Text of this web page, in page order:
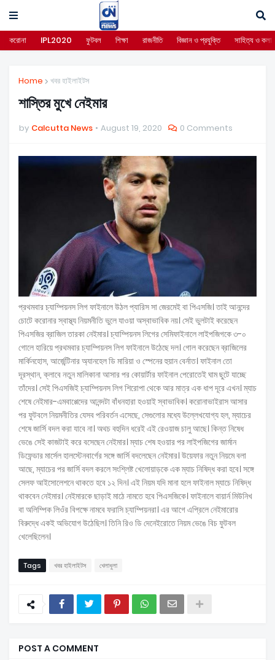
করোনা IPL2020 ফুটবল শিক্ষা রাজনীতি বিজ্ঞান ও প্রযুক্তি সাহিত্য ও কলা
Home খবর হাইলাইটস
শাস্তির মুখে নেইমার
by Calcutta News August 19, 2020 0 Comments
প্রথমবার চ্যাম্পিয়নস লিগ ফাইনালে উঠল প্যারিস সা জেরমেই বা পিএসজি। তাই আনন্দের
চোটে করোনার স্বাস্থ্য নিয়মনীতি ভুলে যাওয়া অস্বাভাবিক নয়। সেই ভুলটাই করেছেন
পিএসজির ব্রাজিল তারকা নেইমার। চ্যাম্পিয়নস লিগের সেমিফাইনালে লাইপজিগকে ৩-০
গোলে হারিয়ে প্রথমবার চ্যাম্পিয়নস লিগ ফাইনালে উঠেছে দল। গোল করেছেন ব্রাজিলের
মার্কিনহোস, আর্জেন্টিনার অ্যানহেল ডি মারিয়া ও স্পেনের হুয়ান বের্নাত। ফাইনাল তো
দূরস্থান, ক্লাবে নতুন মালিকানা আসার পর কোয়ার্টার ফাইনাল পেরোতেই ঘাম ছুটে যাচ্ছে
তাঁদের। সেই পিএসজিই চ্যাম্পিয়নস লিগ শিরোপা থেকে আর মাত্র এক ধাপ দূরে এখন। ম্যাচ
শেষে নেইমার-এমবাপ্পেদের আনন্দটা বাঁধনহারা হওয়াই স্বাভাবিক। করোনাভাইরাস আসার
পর ফুটবলে নিয়মনীতির যেসব পরিবর্তন এসেছে, সেগুলোর মধ্যে উল্লেখযোগ্য হল, ম্যাচের
শেষে জার্সি বদল করা যাবে না। অথচ বহুদিন ধরেই এই রেওয়াজ চালু আছে। কিন্ত নিষেধ
ভেঙে সেই কাজটাই করে বসেছেন নেইমার। ম্যাচ শেষ হওয়ার পর লাইপজিগের জার্মান
ডিফেন্ডার মার্সেল হালস্টেনবার্গের সঙ্গে জার্সি বদলেছেন নেইমার। উয়েফার নতুন নিয়মে বলা
আছে, ম্যাচের পর জার্সি বদল করলে সংশ্লিষ্ট খেলোয়াড়কে এক ম্যাচ নিষিদ্ধ করা হবে। সঙ্গে
সেলফ আইসোলেশনে থাকতে হবে ১২ দিন। এই নিয়ম যদি মানা হলে ফাইনাল ম্যাচে নিষিদ্ধ
থাকবেন নেইমার। নেইমারকে ছাড়াই মাঠে নামতে হবে পিএসজিকে। ফাইনালে বায়ার্ন মিউনিখ
বা অলিম্পিক লিওঁর বিপক্ষে নামবে ফরাসি চ্যাম্পিয়নরা। এর আগে এপ্রিলে নেইমারোর
বিরুদ্ধে একই অভিযোগ উঠেছিল। তিনি রিও ডি দেনেইরোতে নিয়ম ভেঙে বিচ ফুটবল
খেলেছিলেন।
Tags খবর হাইলাইটস খেলাধুলা
POST A COMMENT